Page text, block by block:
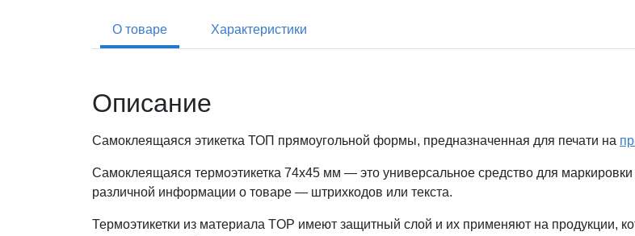
О товаре Характеристики
Описание
Самоклеящаяся этикетка ТОП прямоугольной формы, предназначенная для печати на
Самоклеящаяся термоэтикетка 74x45 мм — это универсальное средство для
различной информации о товаре — штрихкодов или текста.
Термоэтикетки из материала TOP имеют защитный слой и их применяют на продукции,